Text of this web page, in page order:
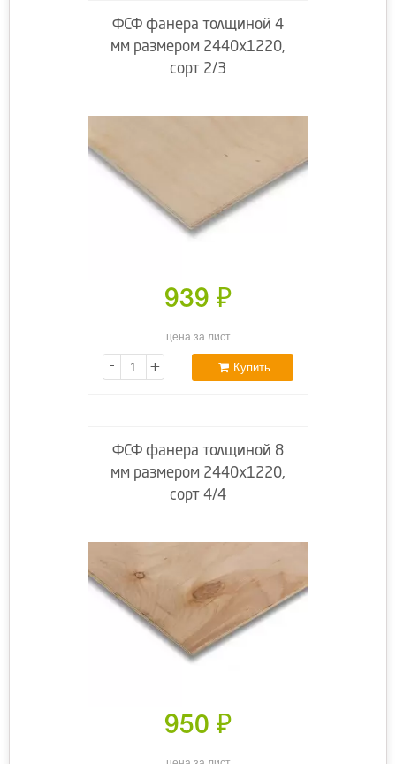
ФСФ фанера толщиной 4
мм размером 2440х1220,
сорт 2/3
939 ₽
цена за лист
- + Купить
ФСФ фанера толщиной 8
мм размером 2440х1220,
сорт 4/4
950 ₽